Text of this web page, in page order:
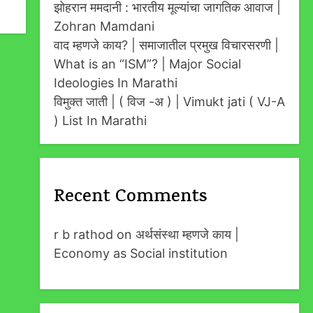
झोहरान ममदानी : भारतीय मूल्यांचा जागतिक आवाज |
Zohran Mamdani
वाद म्हणजे काय? | समाजातील प्रमुख विचारसरणी |
What is an “ISM”? | Major Social
Ideologies In Marathi
विमुक्त जाती | ( विज -अ ) | Vimukt jati ( VJ-A
) List In Marathi
Recent Comments
r b rathod on अर्थसंस्था म्हणजे काय |
Economy as Social institution